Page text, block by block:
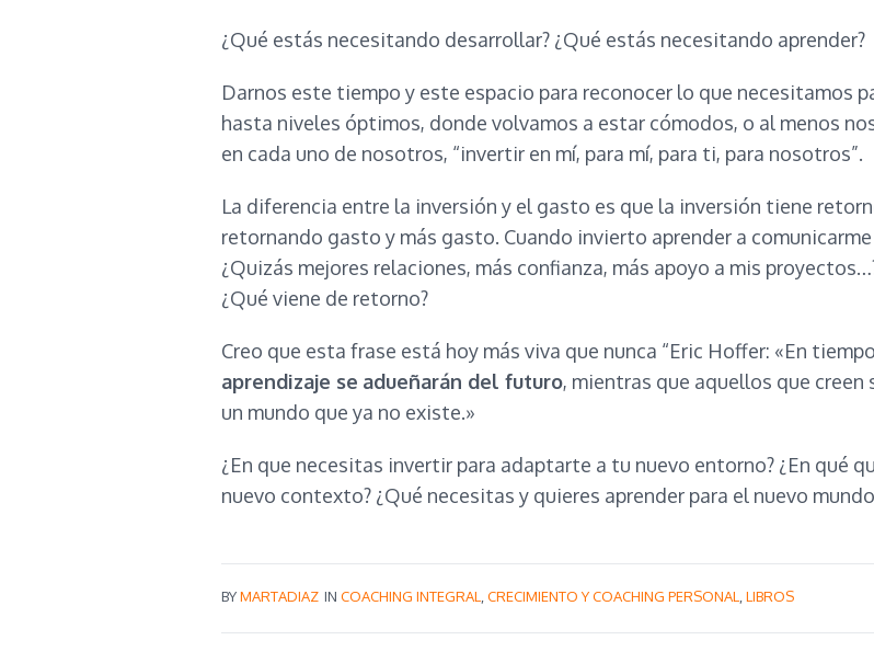
¿Qué estás necesitando desarrollar? ¿Qué estás necesitando aprender?
Darnos este tiempo y este espacio para reconocer lo que necesitamos
hasta niveles óptimos, donde volvamos a estar cómodos, o al menos
en cada uno de nosotros, “invertir en mí, para mí, para ti, para nosotros”.
La diferencia entre la inversión y el gasto es que la inversión tiene
retornando gasto y más gasto. Cuando invierto aprender a
¿Quizás mejores relaciones, más confianza, más apoyo a mis
¿Qué viene de retorno?
Creo que esta frase está hoy más viva que nunca “Eric Hoffer: «En
aprendizaje se adueñarán del futuro, mientras que aquellos que
un mundo que ya no existe.»
¿En que necesitas invertir para adaptarte a tu nuevo entorno? ¿En qué
nuevo contexto? ¿Qué necesitas y quieres aprender para el nuevo
BYMARTADIAZ IN COACHING INTEGRAL CRECIMIENTO Y COACHING PERSONAL LIBROS